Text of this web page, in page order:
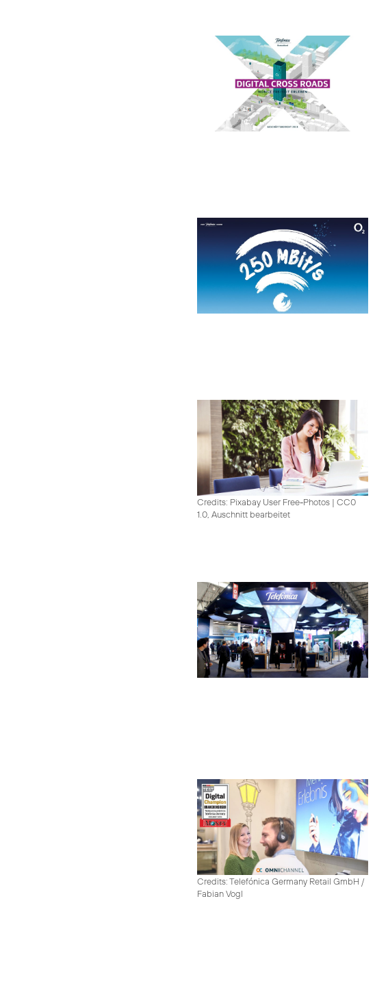
Credits: Pixabay User Free-Photos | CC0
1.0, Auschnitt bearbeitet
Credits: Telefónica Germany Retail GmbH /
Fabian Vogl